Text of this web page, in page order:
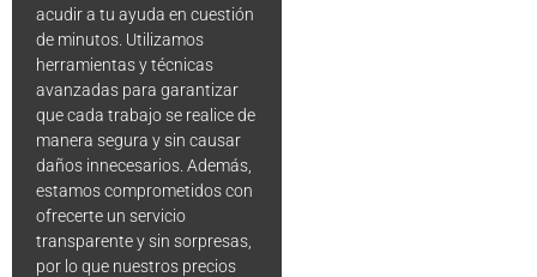
acudir a tu ayuda en cuestión
de minutos. Utilizamos
herramientas y técnicas
avanzadas para garantizar
que cada trabajo se realice de
manera segura y sin causar
daños innecesarios. Además,
estamos comprometidos con
ofrecerte un servicio
transparente y sin sorpresas,
por lo que nuestros precios